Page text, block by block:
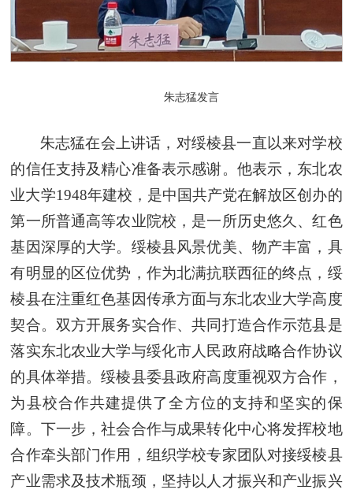
朱志猛发言
朱志猛在会上讲话，对绥棱县一直以来对学校
的信任支持及精心准备表示感谢。他表示，东北农
业大学1948年建校，是中国共产党在解放区创办的
第一所普通高等农业院校，是一所历史悠久、红色
基因深厚的大学。绥棱县风景优美、物产丰富，具
有明显的区位优势，作为北满抗联西征的终点，绥
棱县在注重红色基因传承方面与东北农业大学高度
契合。双方开展务实合作、共同打造合作示范县是
落实东北农业大学与绥化市人民政府战略合作协议
的具体举措。绥棱县委县政府高度重视双方合作，
为县校合作共建提供了全方位的支持和坚实的保
障。下一步，社会合作与成果转化中心将发挥校地
合作牵头部门作用，组织学校专家团队对接绥棱县
产业需求及技术瓶颈，坚持以人才振兴和产业振兴